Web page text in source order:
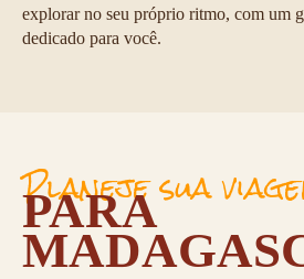
explorar no seu próprio ritmo, com um
dedicado para você.
Planeje sua
PARA